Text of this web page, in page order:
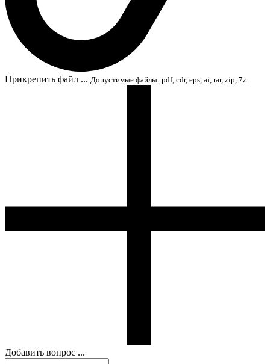
Прикрепить файл ... Допустимые файлы: pdf, cdr, eps, ai, rar, zip, 7z
Добавить вопрос ...